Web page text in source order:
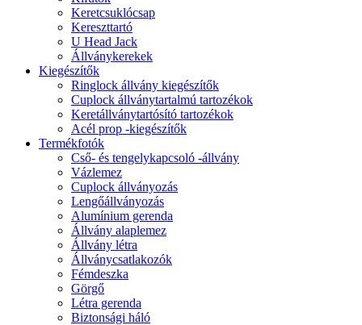
Keretcsuklócsap
Kereszttartó
U Head Jack
Állványkerekek
Kiegészítők
Ringlock állvány kiegészítők
Cuplock állványtartalmú tartozékok
Keretállványtartósító tartozékok
Acél prop -kiegészítők
Termékfotók
Cső- és tengelykapcsoló -állvány
Vázlemez
Cuplock állványozás
Lengőállványozás
Alumínium gerenda
Állvány alaplemez
Állvány létra
Állványcsatlakozók
Fémdeszka
Görgő
Létra gerenda
Biztonsági háló